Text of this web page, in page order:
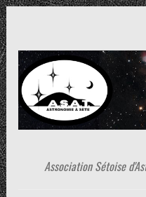
Association Sétoise